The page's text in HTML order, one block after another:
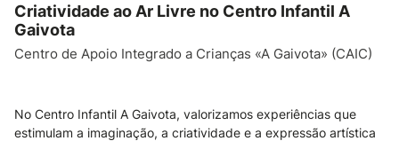
Criatividade ao Ar Livre no Centro Infantil A
Gaivota
Centro de Apoio Integrado a Crianças «A Gaivota» (CAIC)
No Centro Infantil A Gaivota, valorizamos experiências que
estimulam a imaginação, a criatividade e a expressão artística